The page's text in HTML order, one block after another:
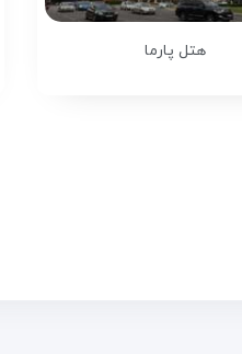
هتل پارما